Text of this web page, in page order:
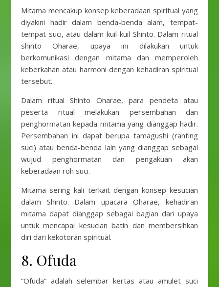
Mitama mencakup konsep keberadaan spiritual yang
diyakini hadir dalam benda-benda alam, tempat-
tempat suci, atau dalam kuil-kuil Shinto. Dalam ritual
shinto Oharae, upaya ini dilakukan untuk
berkomunikasi dengan mitama dan memperoleh
keberkahan atau harmoni dengan kehadiran spiritual
tersebut.
Dalam ritual Shinto Oharae, para pendeta atau
peserta ritual melakukan persembahan dan
penghormatan kepada mitama yang dianggap hadir.
Persembahan ini dapat berupa tamagushi (ranting
suci) atau benda-benda lain yang dianggap sebagai
wujud penghormatan dan pengakuan akan
keberadaan roh suci.
Mitama sering kali terkait dengan konsep kesucian
dalam Shinto. Dalam upacara Oharae, kehadiran
mitama dapat dianggap sebagai bagian dari upaya
untuk mencapai kesucian batin dan membersihkan
diri dari kekotoran spiritual.
8. Ofuda
“Ofuda” adalah selembar kertas atau amulet suci